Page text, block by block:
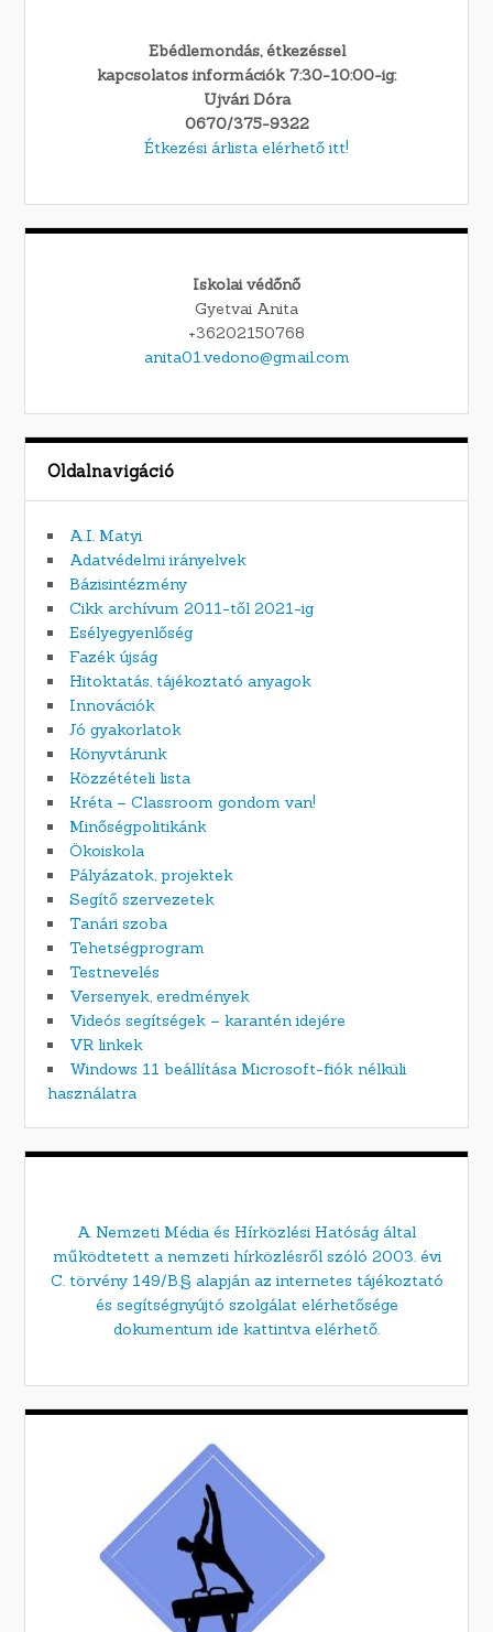
Ebédlemondás, étkezéssel
kapcsolatos információk 7:30-10:00-ig:
Ujvári Dóra
0670/375-9322
Étkezési árlista elérhető itt!
Iskolai védőnő
Gyetvai Anita
+36202150768
anita01.vedono@gmail.com
Oldalnavigáció
A.I. Matyi
Adatvédelmi irányelvek
Bázisintézmény
Cikk archívum 2011-től 2021-ig
Esélyegyenlőség
Fazék újság
Hitoktatás, tájékoztató anyagok
Innovációk
Jó gyakorlatok
Könyvtárunk
Közzétételi lista
Kréta – Classroom gondom van!
Minőségpolitikánk
Ökoiskola
Pályázatok, projektek
Segítő szervezetek
Tanári szoba
Tehetségprogram
Testnevelés
Versenyek, eredmények
Videós segítségek – karantén idejére
VR linkek
Windows 11 beállítása Microsoft-fiók nélküli
használatra
A Nemzeti Média és Hírközlési Hatóság által
működtetett a nemzeti hírközlésről szóló 2003. évi
C. törvény 149/B.§ alapján az internetes tájékoztató
és segítségnyújtó szolgálat elérhetősége
dokumentum ide kattintva elérhető.